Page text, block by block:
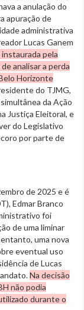
a anulação do
apuração de
administrativa
Lucas Ganem
pela
analisar a perda
Horizonte
do TJMG,
da Ação
Justiça Eleitoral, e
do Legislativo
por parte de
de 2025 e é
Edmar Branco
foi
de uma liminar
uma nova
eventual uso
de Lucas
Na decisão
não podia
durante o